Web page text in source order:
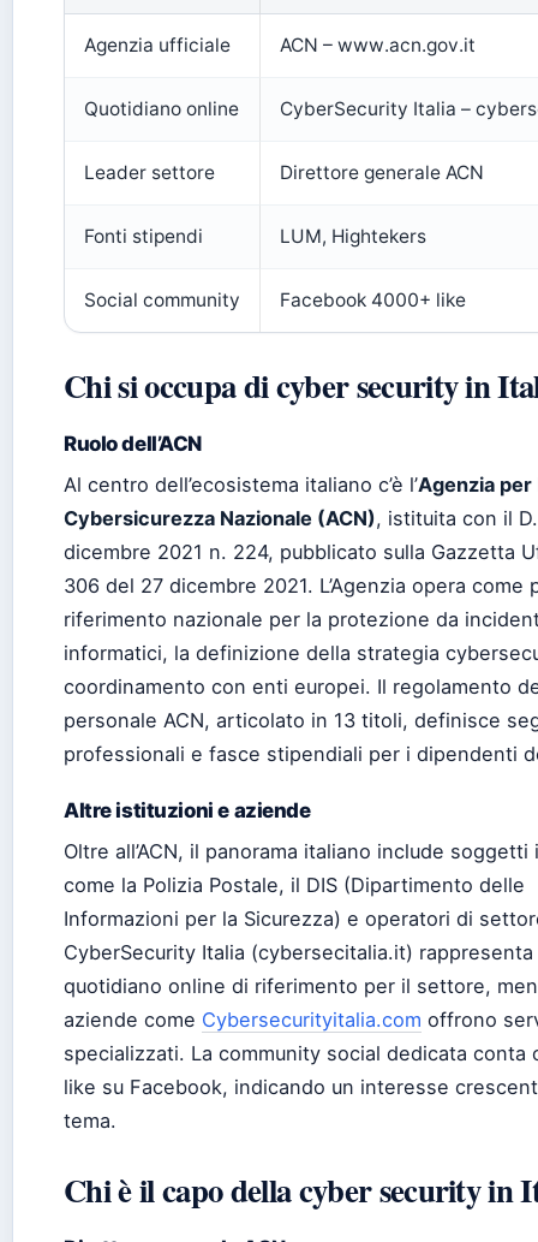
Agenzia ufficiale ACN – www.acn.gov.it
Quotidiano online CyberSecurity Italia –
Leader settore Direttore generale ACN
Fonti stipendi LUM, Hightekers
Social community Facebook 4000+ like
Chi si occupa di cyber security in
Ruolo dell’ACN
Al centro dell’ecosistema italiano c’è l’Agenzia per
Cybersicurezza Nazionale (ACN), istituita con il
dicembre 2021 n. 224, pubblicato sulla Gazzetta
306 del 27 dicembre 2021. L’Agenzia opera come
riferimento nazionale per la protezione da
informatici, la definizione della strategia
coordinamento con enti europei. Il regolamento
personale ACN, articolato in 13 titoli, definisce
professionali e fasce stipendiali per i dipendenti
Altre istituzioni e aziende
Oltre all’ACN, il panorama italiano include
come la Polizia Postale, il DIS (Dipartimento delle
Informazioni per la Sicurezza) e operatori di
CyberSecurity Italia (cybersecitalia.it) rappresenta
quotidiano online di riferimento per il settore,
aziende come Cybersecurityitalia.com offrono
specializzati. La community social dedicata conta
like su Facebook, indicando un interesse
tema.
Chi è il capo della cyber security in